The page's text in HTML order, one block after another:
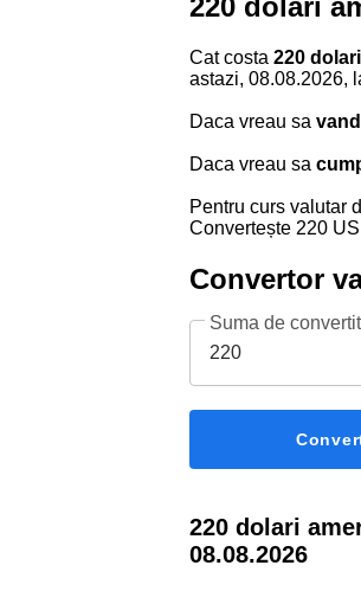
220 dolari
Cat costa 220
astazi, 08.08.2026,
Daca vreau sa
Daca vreau sa
Pentru curs valutar
Convertește 220
Convertor
Suma de convertit
220 dolari
08.08.2026